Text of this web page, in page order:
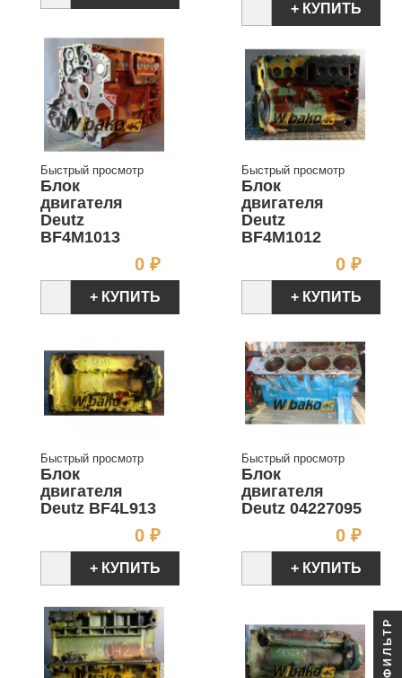
+ КУПИТЬ
Быстрый просмотр
Блок
двигателя
Deutz
BF4M1013
0 ₽Цена
+ КУПИТЬ
Быстрый просмотр
Блок
двигателя
Deutz
BF4M1012
0 ₽
+ КУПИТЬ
Быстрый просмотр
Блок
двигателя
Deutz BF4L913
0 ₽Цена
+ КУПИТЬ
Быстрый просмотр
Блок
двигателя
Deutz 04227095
0 ₽
+ КУПИТЬ
ФИЛЬТР